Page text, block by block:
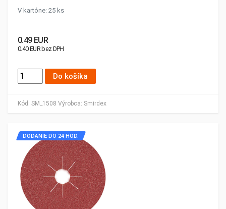
Kód: SM_1508 Výrobca: Smirdex
V kartóne: 25 ks
0.49 EUR
0.40 EUR bez DPH
Do košíka
DODANIE DO 24 HOD.